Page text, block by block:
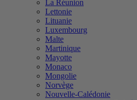
La Réunion
Lettonie
Lituanie
Luxembourg
Malte
Martinique
Mayotte
Monaco
Mongolie
Norvège
Nouvelle-Calédonie